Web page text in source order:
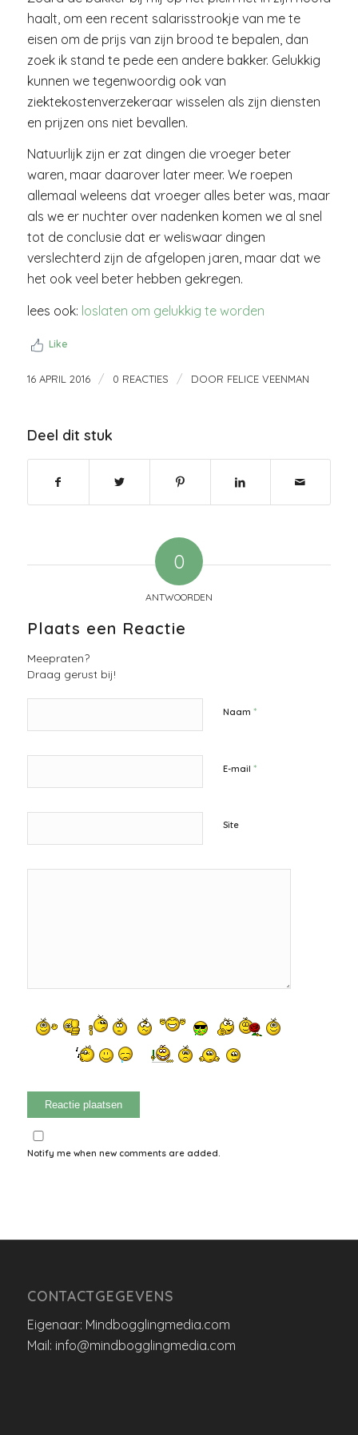
haalt, om een recent salarisstrookje van me te
eisen om de prijs van zijn brood te bepalen, dan
zoek ik stand te pede een andere bakker. Gelukkig
kunnen we tegenwoordig ook van
ziektekostenverzekeraar wisselen als zijn diensten
en prijzen ons niet bevallen.
Natuurlijk zijn er zat dingen die vroeger beter
waren, maar daarover later meer. We roepen
allemaal weleens dat vroeger alles beter was, maar
als we er nuchter over nadenken komen we al snel
tot de conclusie dat er weliswaar dingen
verslechterd zijn de afgelopen jaren, maar dat we
het ook veel beter hebben gekregen.
lees ook: loslaten om gelukkig te worden
Like
16 APRIL 2016 / 0 REACTIES / DOOR FELICE VEENMAN
Deel dit stuk
0
ANTWOORDEN
Plaats een Reactie
Meepraten?
Draag gerust bij!
Naam *
E-mail *
Site
Notify me when new comments are added.
CONTACTGEGEVENS
Eigenaar: Mindbogglingmedia.com
Mail: info@mindbogglingmedia.com